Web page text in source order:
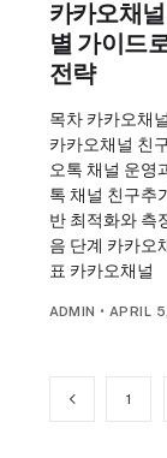
카카오채
별 가이드
전략
목차 카카오채
카카오채널 친
오톡 채널 운영
톡 채널 친구추
반 최적화와 측
음 단계 카카오
표 카카오채널
ADMIN • APRIL
1